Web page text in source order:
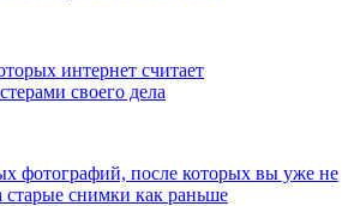
интернет считает
своего дела
фотографий, после которых вы уже не
старые снимки как раньше